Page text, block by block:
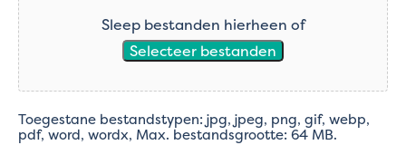
Sleep bestanden hierheen of
Selecteer bestanden
Toegestane bestandstypen: jpg, jpeg, png, gif, webp,
pdf, word, wordx, Max. bestandsgrootte: 64 MB.